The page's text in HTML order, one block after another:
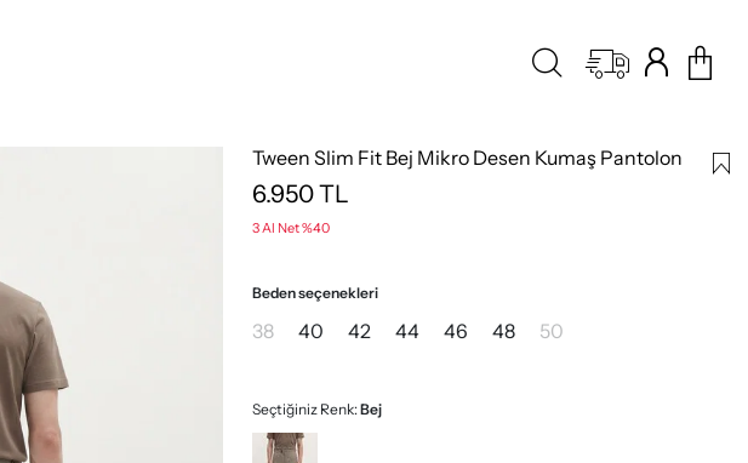
Tween Slim Fit Bej Mikro Desen Kumaş Pantolon
6.950TL
3 Al Net %40
Beden seçenekleri
38 40 42 44 46 48 50
Seçtiğiniz Renk:Bej